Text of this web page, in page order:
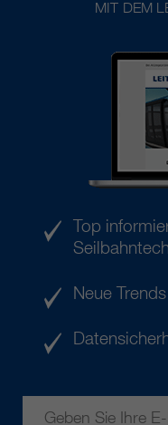
MIT DEM
Top
Neue Trends